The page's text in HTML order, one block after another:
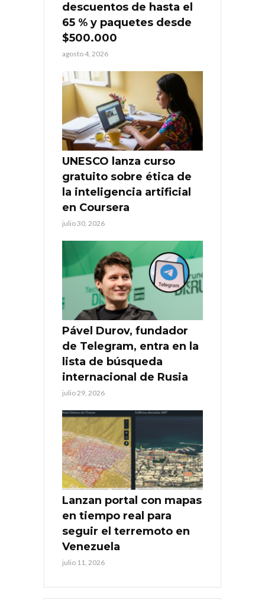
descuentos de hasta el
65 % y paquetes desde
$500.000
agosto 4, 2026
UNESCO lanza curso
gratuito sobre ética de
la inteligencia artificial
en Coursera
julio 30, 2026
Pável Durov, fundador
de Telegram, entra en la
lista de búsqueda
internacional de Rusia
julio 29, 2026
Lanzan portal con mapas
en tiempo real para
seguir el terremoto en
Venezuela
julio 11, 2026